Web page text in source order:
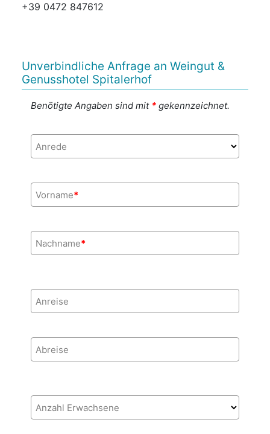
+39 0472 847612
Unverbindliche Anfrage an Weingut &
Genusshotel Spitalerhof
Benötigte Angaben sind mit *gekennzeichnet.
Anrede
Vorname*
Nachname*
Anreise
Abreise
Anzahl Erwachsene